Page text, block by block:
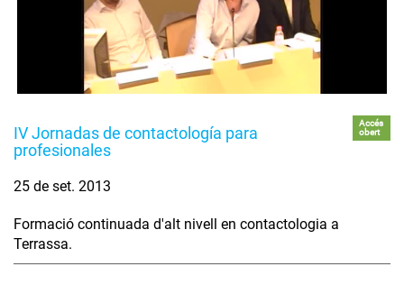
IV Jornadas de contactología para
profesionales
Accés
obert
25 de set. 2013
Formació continuada d'alt nivell en contactologia a
Terrassa.